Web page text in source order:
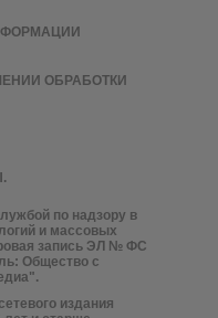
по надзору в
и массовых
запись ЭЛ № ФС
Общество с
издания
ОБРАБОТКИ